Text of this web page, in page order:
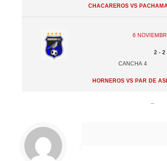
Chacareros vs
6
2- 2
Cancha 4
Horneros vs Par de